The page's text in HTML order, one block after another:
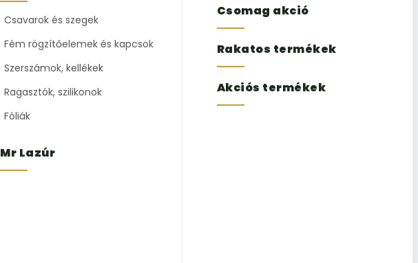
Csavarok és szegek
Fém rögzítőelemek és kapcsok
Szerszámok, kellékek
Ragasztók, szilikonok
Fóliák
Mr Lazúr
Csomag akció
Rakatos termékek
Akciós termékek